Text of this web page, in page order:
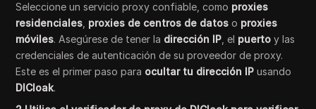
Seleccione un servicio proxy confiable, como proxies
residenciales proxies de centros de datos o proxies
móviles. Asegúrese de tener la dirección IP , el puerto y las
credenciales de autenticación de su proveedor de proxy.
Este es el primer paso para ocultar tu dirección IP usando
DICloak.